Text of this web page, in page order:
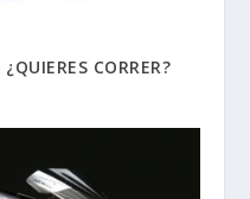
CORRER?